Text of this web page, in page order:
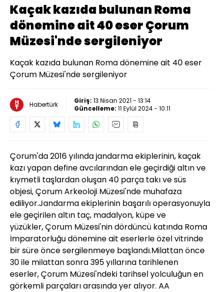
Kaçak kazıda bulunan Roma
dönemine ait 40 eser Çorum
Müzesi'nde sergileniyor
Kaçak kazıda bulunan Roma dönemine ait 40 eser
Çorum Müzesi'nde sergileniyor
Habertürk Giriş: 13 Nisan 2021 - 13:14
Güncelleme: 11 Eylül 2024 - 10:11
Çorum'da 2016 yılında jandarma ekiplerinin, kaçak
kazı yapan define avcılarından ele geçirdiği altın ve
kıymetli taşlardan oluşan 40 parça takı ve süs
objesi,ÇorumArkeoloji Müzesi'nde muhafaza
ediliyor.Jandarma ekiplerinin başarılı operasyonuyla
ele geçirilen altın taç, madalyon, küpe ve
yüzükler,Çorum Müzesi'nin dördüncü katında Roma
İmparatorluğu dönemine ait eserlerle özel vitrinde
bir süre önce sergilenmeye başlandı.Milattan önce
30 ile milattan sonra 395 yıllarına tarihlenen
eserler,Çorum Müzesi'ndeki tarihsel yolculuğun en
görkemli parçaları arasında yer alıyor. AA